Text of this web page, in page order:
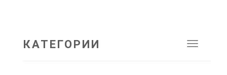
Toggle
КАТЕГОРИИ